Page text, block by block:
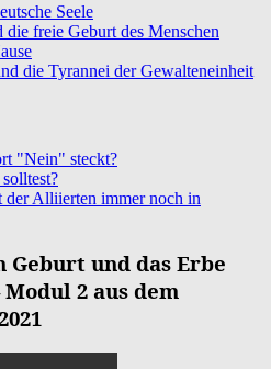
Seele
freie Geburt des Menschen
die Tyrannei der Gewalteneinheit
"Nein" steckt?
der Alliierten immer noch in
Geburt und das Erbe
2 aus dem